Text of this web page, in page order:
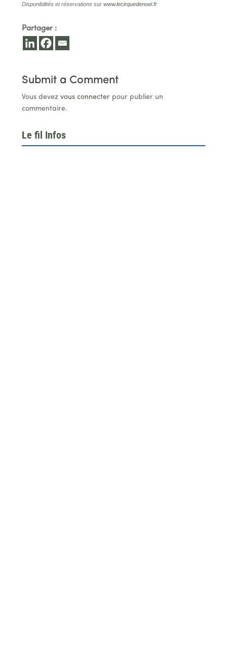
Disponibilités et réservations sur www.lecirquedenoel.fr
Partager :
Submit a Comment
Vous devez vous connecterpour publier un
commentaire.
Le fil Infos